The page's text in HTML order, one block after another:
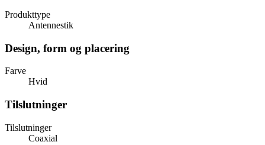
Produkttype
Antennestik
Design, form og placering
Farve
Hvid
Tilslutninger
Tilslutninger
Coaxial